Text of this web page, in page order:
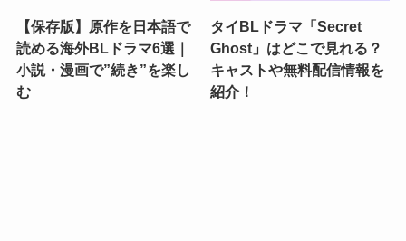
【保存版】原作を日本語で
読める海外BLドラマ6選｜
小説・漫画で”続き”を楽し
む
タイBLドラマ「Secret
Ghost」はどこで見れる？
キャストや無料配信情報を
紹介！